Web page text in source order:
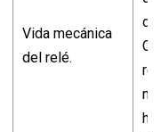
Vida mecánica
del relé.
de